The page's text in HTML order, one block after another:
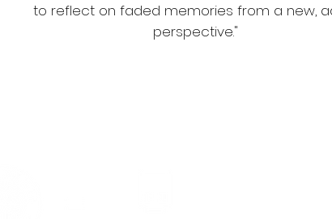
to reflect on faded memories from a new,
perspective."